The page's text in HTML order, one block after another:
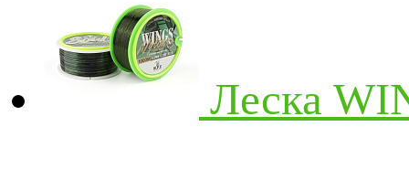
Леска